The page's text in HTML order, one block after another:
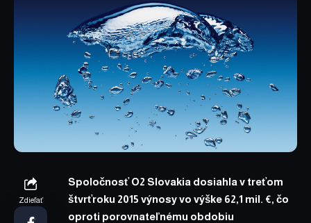
Zdieľať
Spoločnosť O2 Slovakia dosiahla v treťom
štvrťroku 2015 výnosy vo výške 62,1 mil. €, čo
oproti porovnateľnému obdobiu